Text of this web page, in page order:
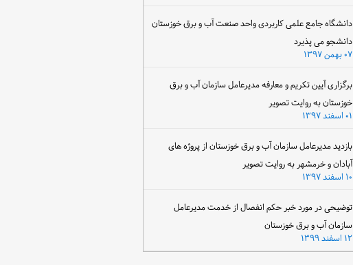
دانشگاه جامع علمی کاربردی واحد صنعت آب و برق خوزستان
دانشجو می پذیرد
۰۷ بهمن ۱۳۹۷
برگزاری آیین تکریم و معارفه مدیرعامل سازمان آب و برق
خوزستان به روایت تصویر
۰۱ اسفند ۱۳۹۷
بازدید مدیرعامل سازمان آب و برق خوزستان از پروژه های
آبادان و خرمشهر به روایت تصویر
۱۰ اسفند ۱۳۹۷
توضیحی در مورد خبر حکم انفصال از خدمت مدیرعامل
سازمان آب و برق خوزستان
۱۲ اسفند ۱۳۹۹